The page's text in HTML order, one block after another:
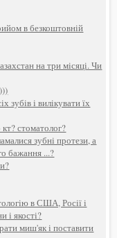
в безкоштовній
на три місяці. Чи
зубів і вилікувати їх
стоматолог?
зубні протези, а
бажання ...?
в США, Росії і
і якості?
миш'як і поставити